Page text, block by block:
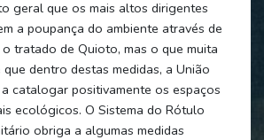
geral que os mais altos dirigentes
a poupança do ambiente através de
tratado de Quioto, mas o que muita
dentro destas medidas, a União
catalogar positivamente os espaços
ecológicos. O Sistema do Rótulo
obriga a algumas medidas